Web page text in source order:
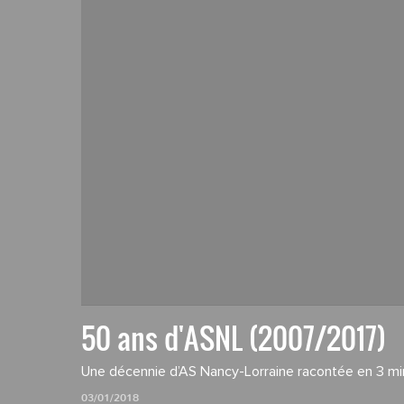
50 ans d'ASNL (2007/2017)
Une décennie d’AS Nancy-Lorraine racontée en 3
03/01/2018